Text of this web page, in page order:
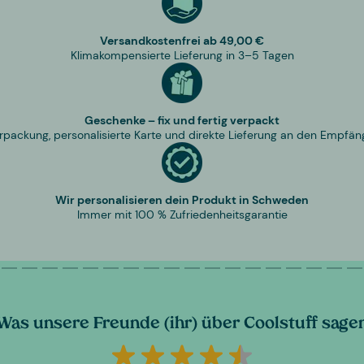
Versandkostenfrei ab 49,00 €
Klimakompensierte Lieferung in 3–5 Tagen
Geschenke – fix und fertig verpackt
personalisierte Karte und direkte Lieferung an den
Wir personalisieren dein Produkt in Schweden
Immer mit 100 % Zufriedenheitsgarantie
unsere Freunde (ihr) über Coolstuff